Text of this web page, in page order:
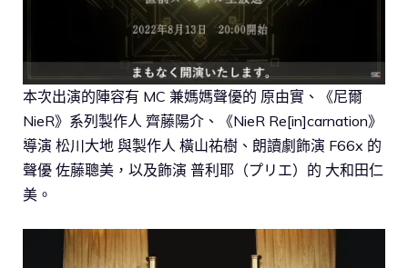
本次出演的陣容有 MC 兼媽媽聲優的 原由實、《尼爾
NieR》系列製作人 齊藤陽介、《NieR Re[in]carnation》
導演 松川大地 與製作人 橫山祐樹、朗讀劇飾演 F66x 的
聲優 佐藤聰美，以及飾演 普利耶（プリエ）的 大和田仁
美。